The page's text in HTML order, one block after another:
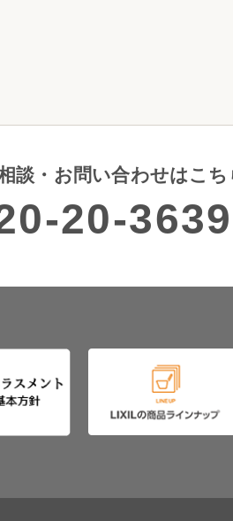
談・お問い合わせはこち
20-3639